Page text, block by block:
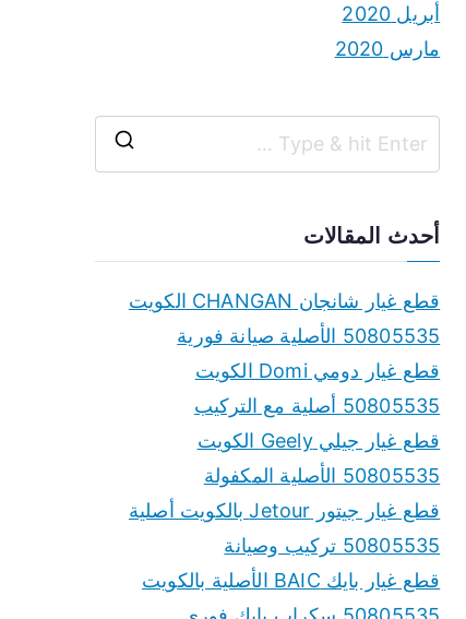
أبريل 2020
مارس 2020
r
أحدث المقالات
قطع غيار شانجان CHANGAN الكويت
50805535 الأصلية صيانة فورية
قطع غيار دومي Domi الكويت
50805535 أصلية مع التركيب
قطع غيار جيلي Geely الكويت
50805535 الأصلية المكفولة
قطع غيار جيتور Jetour بالكويت أصلية
50805535 تركيب وصيانة
قطع غيار بايك BAIC الأصلية بالكويت